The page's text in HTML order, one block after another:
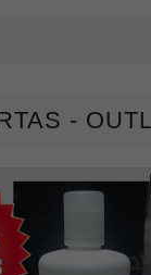
-